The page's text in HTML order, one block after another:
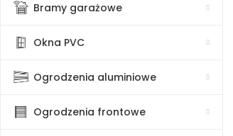
Bramy garażowe
Okna PVC
Ogrodzenia aluminiowe
Ogrodzenia frontowe